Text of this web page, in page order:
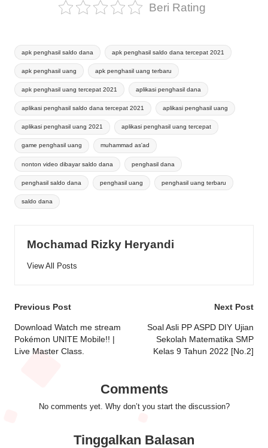
Beri Rating
Tags:
apk penghasil saldo dana apk penghasil saldo dana tercepat 2021
apk penghasil uang apk penghasil uang terbaru
apk penghasil uang tercepat 2021 aplikasi penghasil dana
aplikasi penghasil saldo dana tercepat 2021 aplikasi penghasil uang
aplikasi penghasil uang 2021 aplikasi penghasil uang tercepat
game penghasil uang muhammad as'ad
nonton video dibayar saldo dana penghasil dana
penghasil saldo dana penghasil uang penghasil uang terbaru
saldo dana
Mochamad Rizky Heryandi
View All Posts
Post
navigation
Previous Post
Download Watch me stream
Pokémon UNITE Mobile!! |
Live Master Class.
Next Post
Soal Asli PP ASPD DIY Ujian
Sekolah Matematika SMP
Kelas 9 Tahun 2022 [No.2]
Comments
No comments yet. Why don’t you start the discussion?
Tinggalkan Balasan